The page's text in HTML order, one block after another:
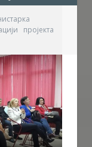
пројекта